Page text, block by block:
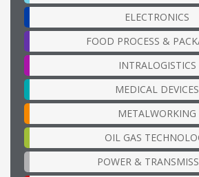
ELECTRONICS
FOOD PROCESS &
INTRALOGISTICS
MEDICAL DEVICES
METALWORKING
OIL GAS
POWER &